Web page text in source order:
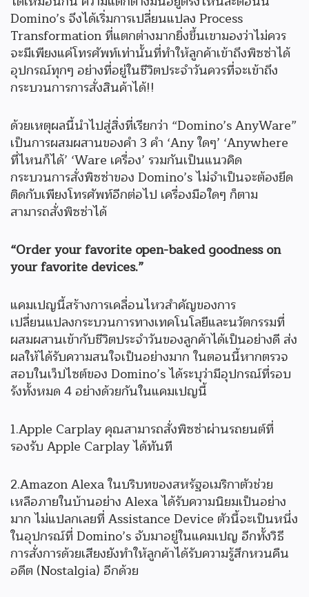
Domino’s จึงได้เริ่มการเปลี่ยนแปลง Process
Transformation ที่แตกต่างมากยิ่งขึ้นเขามองว่าไม่ควร
จะมีเพียงแค่โทรศัพท์เท่านั้นที่ทำให้ลูกค้าเข้าถึงพิซซ่าได้
อุปกรณ์ทุกๆ อย่างที่อยู่ในชีวิตประจำวันควรที่จะเข้าถึง
กระบวนการการสั่งสินค้าได้!!
ด้วยเหตุผลนี้นำไปสู่สิ่งที่เรียกว่า “Domino’s AnyWare”
เป็นการผสมผสานของคำ 3 คำ ‘Any ใดๆ’ ‘Anywhere
ที่ไหนก็ได้’ ‘Ware เครื่อง’ รวมกันเป็นแนวคิด
กระบวนการสั่งพิซซ่าของ Domino’s ไม่จำเป็นจะต้องยึด
ติดกับเพียงโทรศัพท์อีกต่อไป เครื่องมือใดๆ ก็ตาม
สามารถสั่งพิซซ่าได้
“Order your favorite open-baked goodness on
your favorite devices.”
แคมเปญนี้สร้างการเคลื่อนไหวสำคัญของการ
เปลี่ยนแปลงกระบวนการทางเทคโนโลยีและนวัตกรรมที่
ผสมผสานเข้ากับชีวิตประจำวันของลูกค้าได้เป็นอย่างดี ส่ง
ผลให้ได้รับความสนใจเป็นอย่างมาก ในตอนนี้หากตรวจ
สอบในเว็ปไซต์ของ Domino’s ได้ระบุว่ามีอุปกรณ์ที่รอบ
รังทั้งหมด 4 อย่างด้วยกันในแคมเปญนี้
1.Apple Carplay คุณสามารถสั่งพิซซ่าผ่านรถยนต์ที่
รองรับ Apple Carplay ได้ทันที
2.Amazon Alexa ในบริบทของสหรัฐอเมริกาตัวช่วย
เหลือภายในบ้านอย่าง Alexa ได้รับความนิยมเป็นอย่าง
มาก ไม่แปลกเลยที่ Assistance Device ตัวนี้จะเป็นหนึ่ง
ในอุปกรณ์ที่ Domino’s จับมาอยู่ในแคมเปญ อีกทั้งวิธี
การสั่งการด้วยเสียงยังทำให้ลูกค้าได้รับความรู้สึกหวนคืน
อดีต (Nostalgia) อีกด้วย